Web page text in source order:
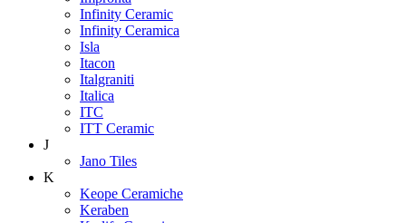
Infinity Ceramic
Infinity Ceramica
Isla
Itacon
Italgraniti
Italica
ITC
ITT Ceramic
J
Jano Tiles
K
Keope Ceramiche
Keraben